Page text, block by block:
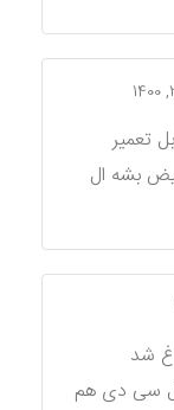
تعمیر
بشه ال
شد
آل سی دی هم